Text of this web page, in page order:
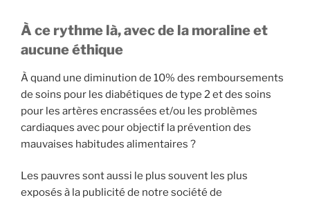
À ce rythme là, avec de la moraline et
aucune éthique
À quand une diminution de 10% des remboursements
de soins pour les diabétiques de type 2 et des soins
pour les artères encrassées et/ou les problèmes
cardiaques avec pour objectif la prévention des
mauvaises habitudes alimentaires ?
Les pauvres sont aussi le plus souvent les plus
exposés à la publicité de notre société de